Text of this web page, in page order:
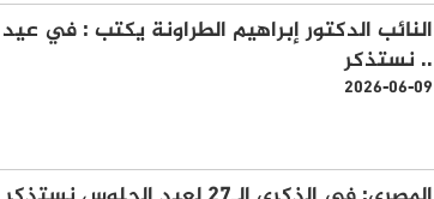
النائب الدكتور إبراهيم الطراونة يكتب : في
.. نستذكر
2026-06-09